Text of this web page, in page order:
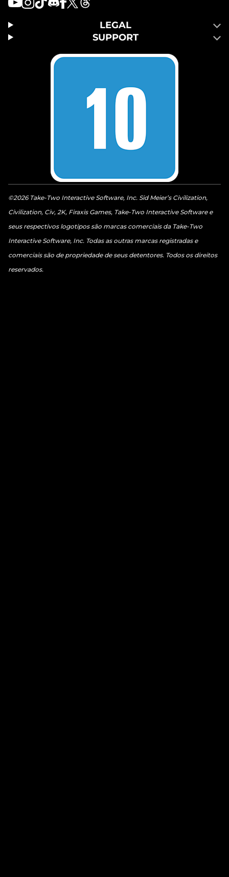
LEGAL
SUPPORT
©2026 Take-Two Interactive Software, Inc. Sid Meier’s Civilization,
Civilization, Civ, 2K, Firaxis Games, Take-Two Interactive Software e
seus respectivos logotipos são marcas comerciais da Take-Two
Interactive Software, Inc. Todas as outras marcas registradas e
comerciais são de propriedade de seus detentores. Todos os direitos
reservados.